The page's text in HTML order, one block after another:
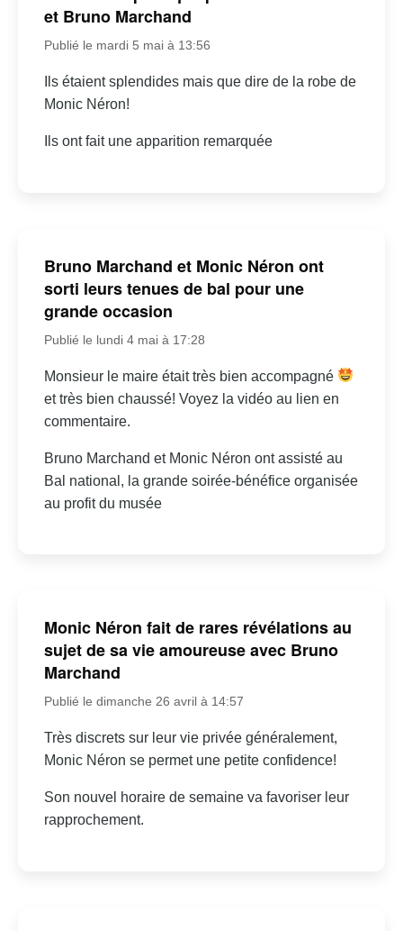
et Bruno Marchand
Publié le mardi 5 mai à 13:56
Ils étaient splendides mais que dire de la robe de
Monic Néron!
Ils ont fait une apparition remarquée
Bruno Marchand et Monic Néron ont
sorti leurs tenues de bal pour une
grande occasion
Publié le lundi 4 mai à 17:28
Monsieur le maire était très bien accompagné
et très bien chaussé! Voyez la vidéo au lien en
commentaire.
Bruno Marchand et Monic Néron ont assisté au
Bal national, la grande soirée-bénéfice organisée
au profit du musée
Monic Néron fait de rares révélations au
sujet de sa vie amoureuse avec Bruno
Marchand
Publié le dimanche 26 avril à 14:57
Très discrets sur leur vie privée généralement,
Monic Néron se permet une petite confidence!
Son nouvel horaire de semaine va favoriser leur
rapprochement.